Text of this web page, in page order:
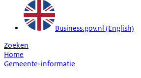
Business.gov.nl (English)
Zoeken
Home
Gemeente-informatie